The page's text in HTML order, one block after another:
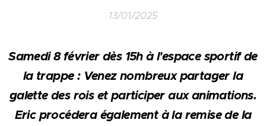
13/01/2025
Samedi 8 février dès 15h à l'espace sportif de
la trappe : Venez nombreux partager la
galette des rois et participer aux animations.
Eric procédera également à la remise de la